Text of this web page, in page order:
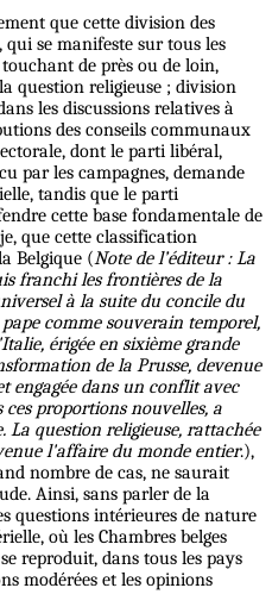
que cette division des
se manifeste sur tous les
de près ou de loin,
question religieuse ; division
les discussions relatives à
des conseils communaux
dont le parti libéral,
par les campagnes, demande
tandis que le parti
cette base fondamentale de
que cette classification
Belgique (Note de l’éditeur : La
franchi les frontières de la
à la suite du concile du
comme souverain temporel,
érigée en sixième grande
de la Prusse, devenue
engagée dans un conflit avec
proportions nouvelles, a
La question religieuse, rattachée
l'affaire du monde entier.),
nombre de cas, ne saurait
Ainsi, sans parler de la
questions intérieures de nature
où les Chambres belges
reproduit, dans tous les pays
modérées et les opinions